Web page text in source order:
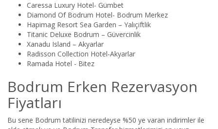
Caressa Luxury Hotel- Gümbet
Diamond Of Bodrum Hotel- Bodrum Merkez
Hapimag Resort Sea Garden – Yalıçiftlik
Titanic Deluxe Bodrum – Güvercinlik
Xanadu Island – Akyarlar
Radisson Collection Hotel-Akyarlar
Ramada Hotel - Bitez
Bodrum Erken Rezervasyon
Fiyatları
Bu sene Bodrum tatilinizi neredeyse %50 ye varan indirimler ile